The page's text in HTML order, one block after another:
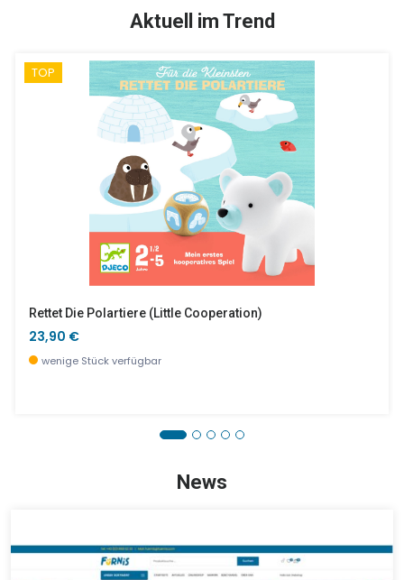
Display - Kartenspiele - Big Size
Ticlock - Panda
Aktuell im Trend
TOP
Rettet Die Polartiere (little Cooperation)
23,90 €
wenige Stück verfügbar
News